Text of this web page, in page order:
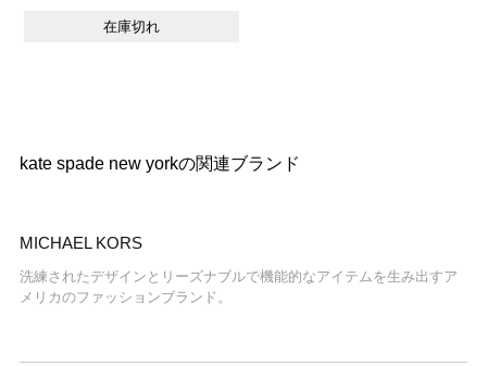
在庫切れ
kate spade new yorkの関連ブランド
MICHAEL KORS
洗練されたデザインとリーズナブルで機能的なアイテムを生み出すア
メリカのファッションブランド。